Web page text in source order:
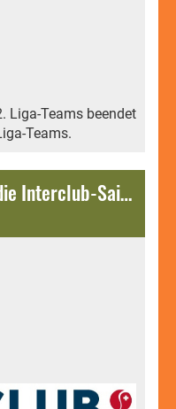
Liga-Teams beendet
Teams.
Bald gehts los: Start in die Interclub-Saison 2026.